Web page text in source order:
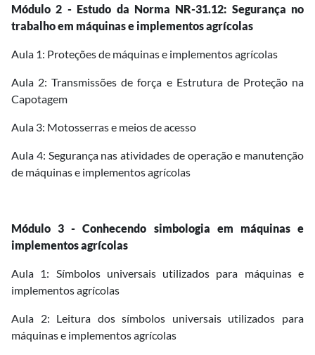
Módulo 2 - Estudo da Norma NR-31.12: Segurança no
trabalho em máquinas e implementos agrícolas
Aula 1: Proteções de máquinas e implementos agrícolas
Aula 2: Transmissões de força e Estrutura de Proteção na
Capotagem
Aula 3: Motosserras e meios de acesso
Aula 4: Segurança nas atividades de operação e manutenção
de máquinas e implementos agrícolas
Módulo 3 - Conhecendo simbologia em máquinas e
implementos agrícolas
Aula 1: Símbolos universais utilizados para máquinas e
implementos agrícolas
Aula 2: Leitura dos símbolos universais utilizados para
máquinas e implementos agrícolas